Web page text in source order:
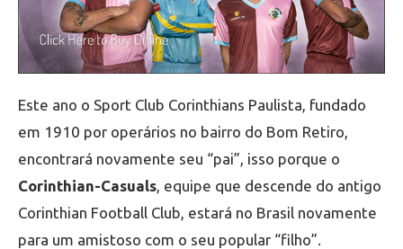
Este ano o Sport Club Corinthians Paulista, fundado
em 1910 por operários no bairro do Bom Retiro,
encontrará novamente seu “pai”, isso porque o
Corinthian-Casuals , equipe que descende do antigo
Corinthian Football Club, estará no Brasil novamente
para um amistoso com o seu popular “filho”.